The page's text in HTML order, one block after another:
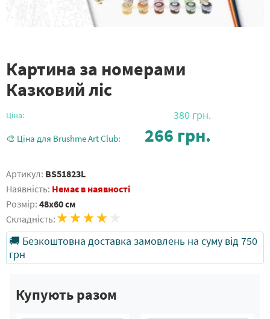
Картина за номерами
Казковий ліс
Ціна: 380 грн.
🎨 Ціна для Brushme Art Club: 266 грн.
Артикул: BS51823L
Наявність: Немає в наявності
Розмір: 48x60 см
Складність:
🚚 Безкоштовна доставка замовлень на суму від 750
грн
Купують разом